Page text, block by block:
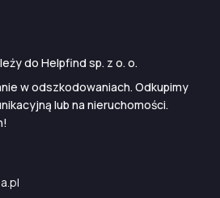
Sprawdź w 3 minuty
do Helpfind sp. z o. o.
w odszkodowaniach. Odkupimy
lub na nieruchomości.